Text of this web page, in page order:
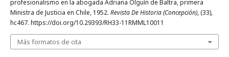
profesionalismo en la abogada Adriana Olguín de Baltra, primera
Ministra de Justicia en Chile, 1952. Revista De Historia (Concepción), (33),
hc467. https://doi.org/10.29393/RH33-11RMML10011
Más formatos de cita